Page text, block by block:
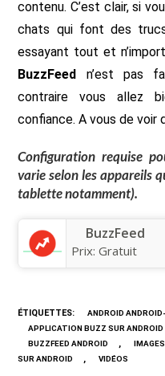
contenu. C’est clair, si
chats qui font des
essayant tout et
BuzzFeed n’est pas
contraire vous allez
confiance. A vous de voir
Configuration requise
varie selon les appareils
tablette notamment).
BuzzFeed
Prix:Gratuit
ÉTIQUETTES: ANDROID
APPLICATION BUZZ SUR ANDROID
BUZZFEED ANDROID , IMAGES
SUR ANDROID
, VIDÉOS